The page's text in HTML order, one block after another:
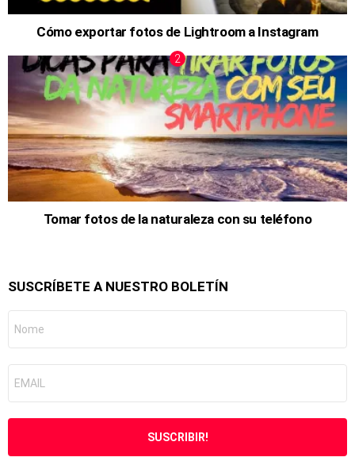
Cómo exportar fotos de Lightroom a Instagram
Tomar fotos de la naturaleza con su teléfono
SUSCRÍBETE A NUESTRO BOLETÍN